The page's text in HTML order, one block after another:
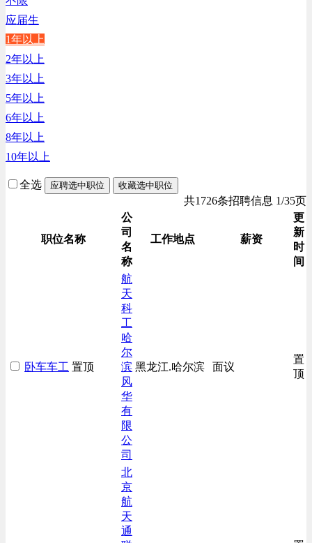
电子/电器/半导体类
电力电气/能源/自动化
程序/语言开发类
行政/后勤/文秘类
销售类
人力资源类
互联网/电子商务/游戏类
建筑装潢/市政建设类
通信/移动互联网/手机类
技工/维修类
生产/加工/认证类
应届生
1年以上
2年以上
3年以上
5年以上
6年以上
8年以上
10年以上
全选 应聘选中职位 收藏选中职位
共1726条招聘信息 1/35页
职位名称
公
司
名
称
工作地点 薪资
更
新
时
间
卧车车工 置顶
航
天
科
工
哈
尔
滨
风
华
有
限
公
司
黑龙江.哈尔滨 面议
置
顶
北
京
航
天
通